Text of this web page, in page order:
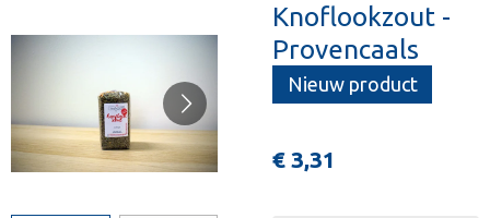
Knoflookzout -
Provencaals
Nieuw product
€ 3,31